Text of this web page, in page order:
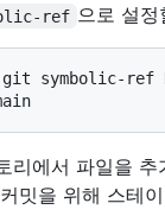
ref 으로 설정
symbolic-ref
리에서 파일을 추
밋을 위해 스테